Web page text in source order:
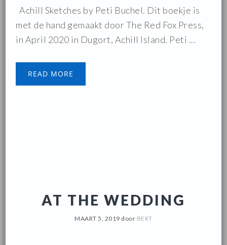
Achill Sketches by Peti Buchel. Dit boekje is
met de hand gemaakt door The Red Fox Press,
in April 2020 in Dugort, Achill Island. Peti ...
READ MORE
AT THE WEDDING
MAART 5, 2019 door BERT